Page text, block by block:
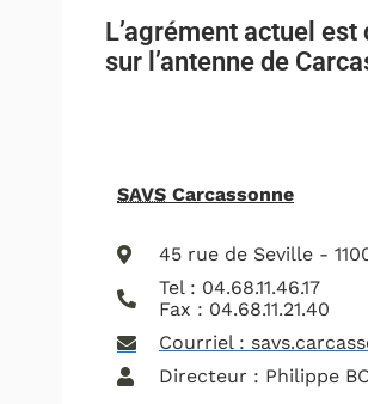
L’agrément actuel
sur l’antenne de
SAVS Carcassonne
45 rue de Seville -
Tel : 04.68.11.46.17
Fax : 04.68.11.21.40
Courriel :
Directeur : Philippe